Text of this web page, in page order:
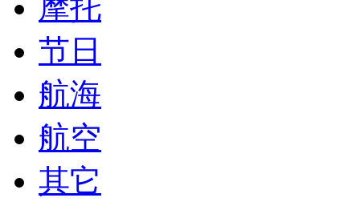
摩托
节日
航海
航空
其它